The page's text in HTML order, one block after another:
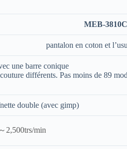
MEB-3810C
pantalon en coton et
une barre conique
différents. Pas moins de 89
double (avec gimp)
2,500trs/min